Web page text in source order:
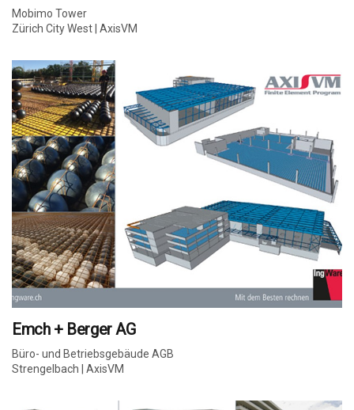
Mobimo Tower
Zürich City West | AxisVM
Emch + Berger AG
Büro- und Betriebsgebäude AGB
Strengelbach | AxisVM